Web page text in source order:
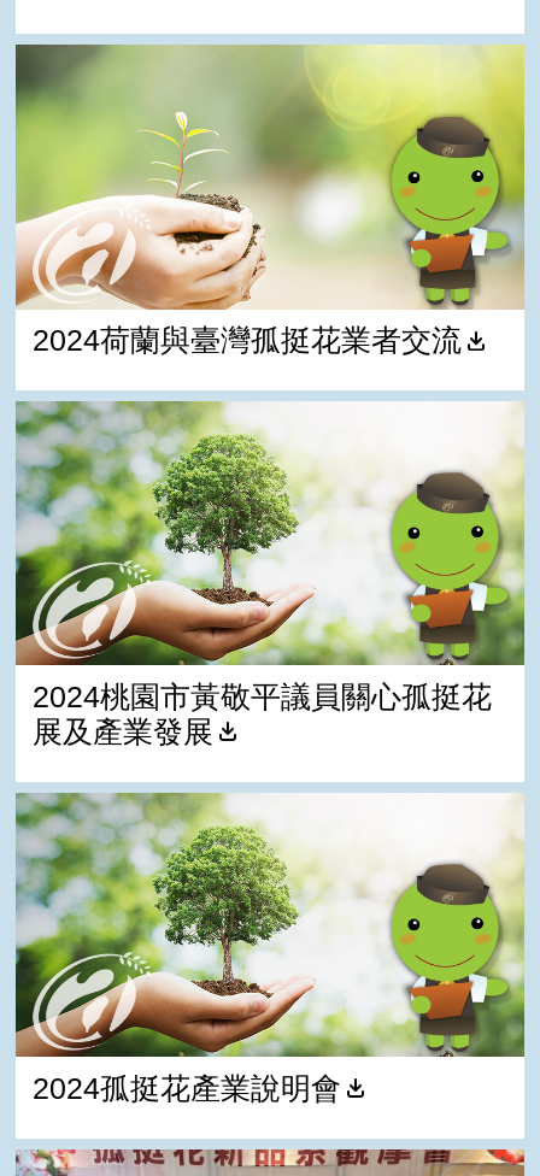
2024荷蘭與臺灣孤挺花業者交流
2024荷蘭與臺灣孤挺花業者交流
2024桃園市黃敬平議員關心孤挺花展及產業發展
2024桃園市黃敬平議員關心孤挺花
展及產業發展
2024孤挺花產業說明會
2024孤挺花產業說明會
2024孤挺花新品系與商業品種評比平臺審查\委員合照